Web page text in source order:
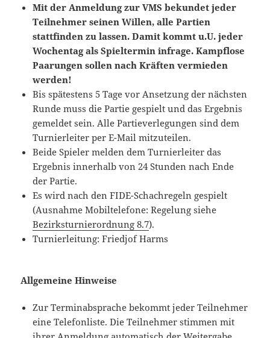
Mit der Anmeldung zur VMS bekundet jeder
Teilnehmer seinen Willen, allePartien
stattfinden zu lassen. Damit kommt u.U. jeder
Wochentag als Spieltermininfrage. Kampflose
Paarungen sollen nach Kräften vermieden
werden!
Bis spätestens 5 Tage vor Ansetzung der nächsten
Runde muss die Partie gespielt und das Ergebnis
gemeldet sein. Alle Partieverlegungen sind dem
Turnierleiter per E-Mail mitzuteilen.
Beide Spieler melden dem Turnierleiter das
Ergebnis innerhalb von 24 Stunden nach Ende
der Partie.
Es wird nach den FIDE-Schachregeln gespielt
(Ausnahme Mobiltelefone: Regelung siehe
Bezirksturnierordnung 8.7).
Turnierleitung: Friedjof Harms
Allgemeine Hinweise
Zur Terminabsprache bekommt jeder Teilnehmer
eine Telefonliste. Die Teilnehmer stimmen mit